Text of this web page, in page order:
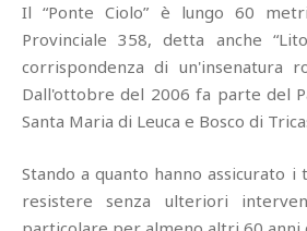
Il “Ponte Ciolo” è lungo 60
Provinciale 358, detta anche
corrispondenza di un'insenatura
Dall'ottobre del 2006 fa parte del
Santa Maria di Leuca e Bosco di
Stando a quanto hanno assicurato
resistere senza ulteriori